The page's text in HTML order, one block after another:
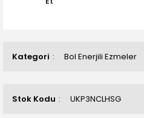
Kategori Bol Enerjili Ezmeler
Stok Kodu UKP3NCLHSG